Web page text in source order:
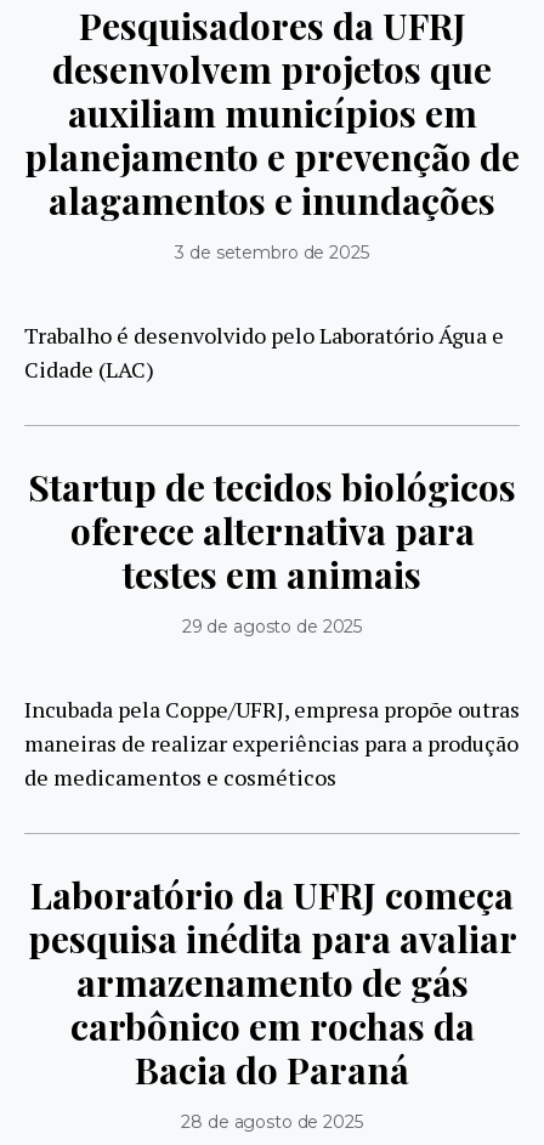
Pesquisadores da UFRJ
desenvolvem projetos que
auxiliam municípios em
planejamento e prevenção de
alagamentos e inundações
3 de setembro de 2025
Trabalho é desenvolvido pelo Laboratório Água e
Cidade (LAC)
Startup de tecidos biológicos
oferece alternativa para
testes em animais
29 de agosto de 2025
Incubada pela Coppe/UFRJ, empresa propõe outras
maneiras de realizar experiências para a produção
de medicamentos e cosméticos
Laboratório da UFRJ começa
pesquisa inédita para avaliar
armazenamento de gás
carbônico em rochas da
Bacia do Paraná
28 de agosto de 2025